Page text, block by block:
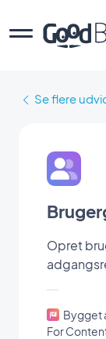
Se flere
Opret
Bygget
For